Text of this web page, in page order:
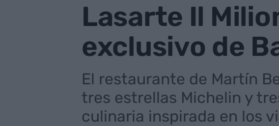
Lasarte Il
exclusivo de
El restaurante de Martín
tres estrellas Michelin y
culinaria inspirada en los